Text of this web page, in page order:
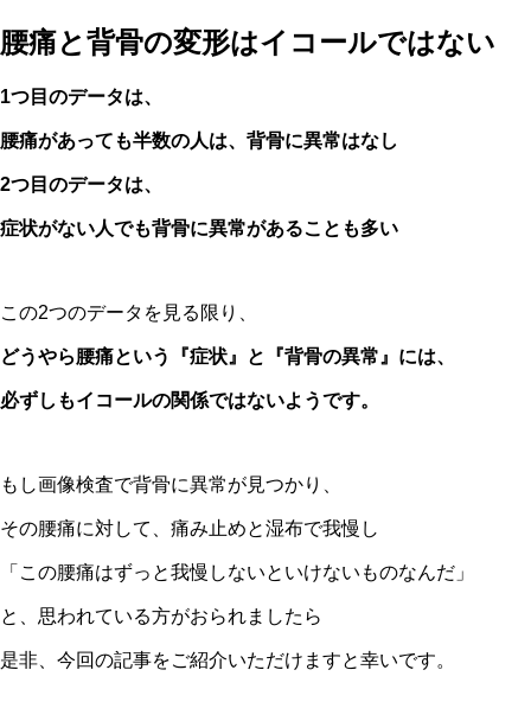
腰痛と背骨の変形はイコールではない
1つ目のデータは、
腰痛があっても半数の人は、背骨に異常はなし
2つ目のデータは、
症状がない人でも背骨に異常があることも多い
この2つのデータを見る限り、
どうやら腰痛という『症状』と『背骨の異常』には、
必ずしもイコールの関係ではないようです。
もし画像検査で背骨に異常が見つかり、
その腰痛に対して、痛み止めと湿布で我慢し
「この腰痛はずっと我慢しないといけないものなんだ」
と、思われている方がおられましたら
是非、今回の記事をご紹介いただけますと幸いです。